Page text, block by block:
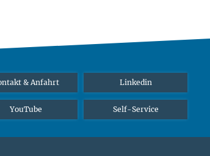
& Anfahrt Linkedin
YouTube Self-Service